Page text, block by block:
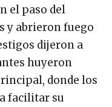
el paso del
y abrieron fuego
dijeron a
huyeron
donde los
facilitar su